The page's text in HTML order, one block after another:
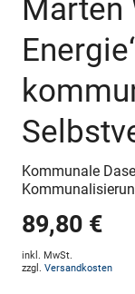
Marten
Kommunale
89,80 €
inkl. MwSt.
zzgl. Versandkosten